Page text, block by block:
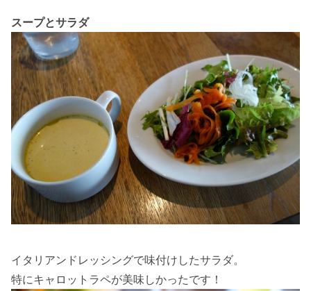
スープとサラダ
イタリアンドレッシングで味付けしたサラダ。
特にキャロットラペが美味しかったです！